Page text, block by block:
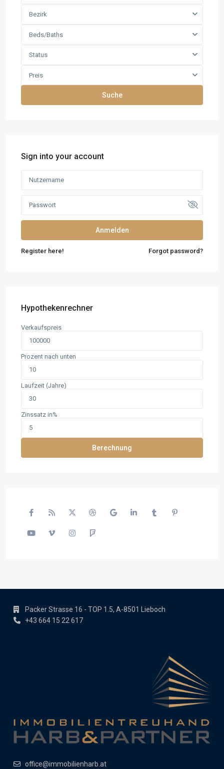
Bezirk
Beds/Baths
Status
Preis
Suche
Sign into your account
Anmelden
Register here! Forgot password?
Hypothekenrechner
Verkaufspreis
Prozent nach unten
Laufzeit (Jahre)
Zinssatz in%
Berechnung
Packer Strasse 16 - TOP 1.5, A-8501 Lieboch
+43 664 15 22 617
office@immobilienharb.at